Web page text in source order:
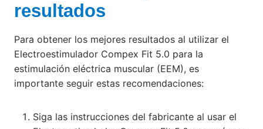
resultados
Para obtener los mejores resultados al utilizar el
Electroestimulador Compex Fit 5.0 para la
estimulación eléctrica muscular (EEM), es
importante seguir estas recomendaciones:
Siga las instrucciones del fabricante al usar el